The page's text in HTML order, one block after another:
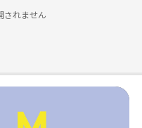
されません